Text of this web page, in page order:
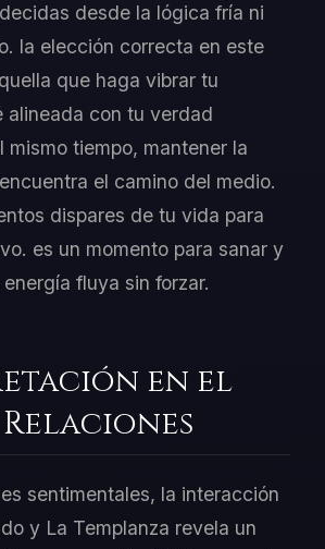
desde la lógica fría ni
la elección correcta en este
que haga vibrar tu
alineada con tu verdad
mismo tiempo, mantener la
el camino del medio.
dispares de tu vida para
es un momento para sanar y
fluya sin forzar.
en el
sentimentales, la interacción
y La Templanza revela un